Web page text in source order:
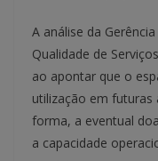
A análise da
Qualidade de
ao apontar que o
utilização em
forma, a eventual
a capacidade